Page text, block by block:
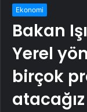
Ekonomi
Bakan
Yerel
birçok
atacağız